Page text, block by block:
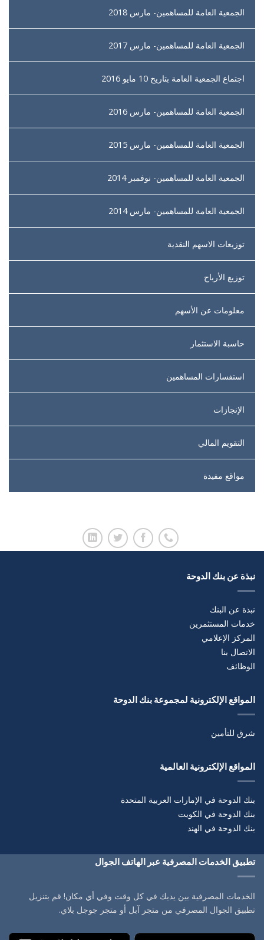
الجمعية العامة للمساهمين- مارس 2018
الجمعية العامة للمساهمين- مارس 2017
اجتماع الجمعية العامة بتاريخ 10 مايو 2016
الجمعية العامة للمساهمين- مارس 2016
الجمعية العامة للمساهمين- مارس 2015
الجمعية العامة للمساهمين- نوفمبر 2014
الجمعية العامة للمساهمين- مارس 2014
توزيعات الاسهم النقدية
توزيع الأرباح
معلومات عن الأسهم
حاسبة الاستثمار
استفسارات المساهمين
الإنجازات
التقويم المالي
مواقع مفيدة
نبذة عن بنك الدوحة
نبذة عن البنك
خدمات المستثمرين
المركز الإعلامي
الاتصال بنا
الوظائف
المواقع الإلكترونية لمجموعة بنك الدوحة
شرق للتأمين
المواقع الإلكترونية العالمية
بنك الدوحة في الإمارات العربية المتحدة
بنك الدوحة في الكويت
بنك الدوحة في الهند
تطبيق الخدمات المصرفية عبر الهاتف الجوال
الخدمات المصرفية بين يديك في كل وقت وفي أي مكان! قم بتنزيل
تطبيق الجوال المصرفي من متجر آبل أو متجر جوجل بلاي.